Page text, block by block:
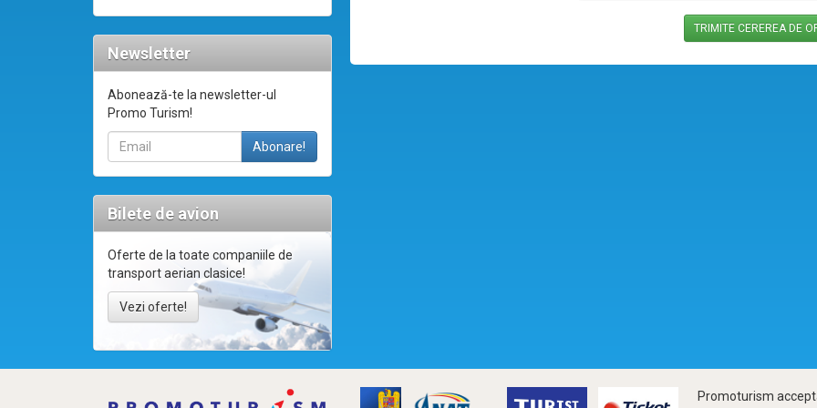
Newsletter
Abonează-te la newsletter-ul
Promo Turism!
Bilete de avion
Oferte de la toate companiile de
transport aerian clasice!
Vezi oferte!
Promoturism